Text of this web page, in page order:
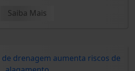
Saiba Mais